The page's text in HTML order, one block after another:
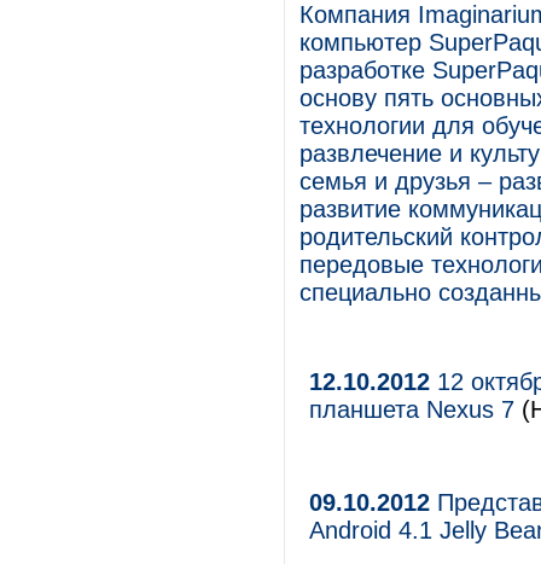
Компания
компьютер
разработке
основу пять
технологии для
развлечение и
семья и друзья –
развитие
родительский
передовые
специально
12.10.2012 12
планшета Nexus 7
09.10.2012
Android 4.1 Jelly